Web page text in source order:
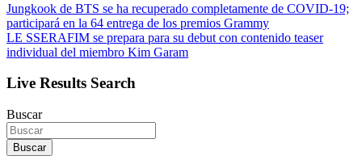
Jungkook de BTS se ha recuperado completamente de COVID-19;
participará en la 64 entrega de los premios Grammy
LE SSERAFIM se prepara para su debut con contenido teaser
individual del miembro Kim Garam
Live Results Search
Buscar
Buscar